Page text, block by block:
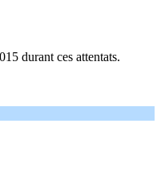
durant ces attentats.